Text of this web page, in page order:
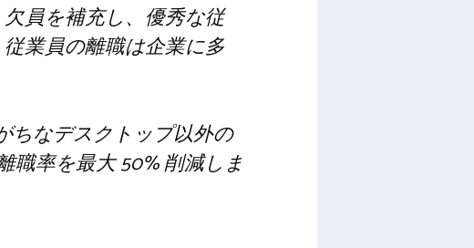
員を補充し、優秀な従
業員の離職は企業に多
ちなデスクトップ以外の
職率を最大 50% 削減しま